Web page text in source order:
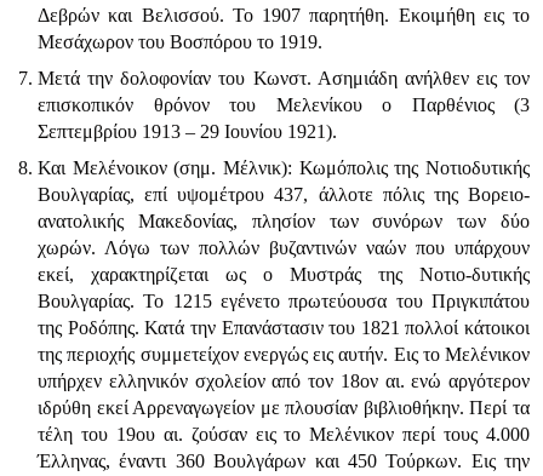
Δεβρών και Βελισσού. Το 1907 παρητήθη. Εκοιμήθη εις το
Μεσάχωρον του Βοσπόρου το 1919.
Μετά την δολοφονίαν του Κωνστ. Ασημιάδη ανήλθεν εις τον
επισκοπικόν θρόνον του Μελενίκου ο Παρθένιος (3
Σεπτεμβρίου 1913 – 29 Ιουνίου 1921).
Και Μελένοικον (σημ. Μέλνικ): Κωμόπολις της Νοτιοδυτικής
Βουλγαρίας, επί υψομέτρου 437, άλλοτε πόλις της Βορειο-
ανατολικής Μακεδονίας, πλησίον των συνόρων των δύο
χωρών. Λόγω των πολλών βυζαντινών ναών που υπάρχουν
εκεί, χαρακτηρίζεται ως ο Μυστράς της Νοτιο-δυτικής
Βουλγαρίας. Το 1215 εγένετο πρωτεύουσα του Πριγκιπάτου
της Ροδόπης. Κατά την Επανάστασιν του 1821 πολλοί κάτοικοι
της περιοχής συμμετείχον ενεργώς εις αυτήν. Εις το Μελένικον
υπήρχεν ελληνικόν σχολείον από τον 18ον αι. ενώ αργότερον
ιδρύθη εκεί Αρρεναγωγείον με πλουσίαν βιβλιοθήκην. Περί τα
τέλη του 19ου αι. ζούσαν εις το Μελένικον περί τους 4.000
Έλληνας, έναντι 360 Βουλγάρων και 450 Τούρκων. Εις την